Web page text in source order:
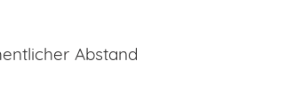
Abstand